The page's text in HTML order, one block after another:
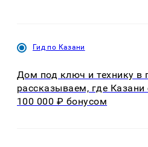
Гид по Казани
Дом под ключ и технику в
рассказываем, где Казани
100 000 ₽ бонусом